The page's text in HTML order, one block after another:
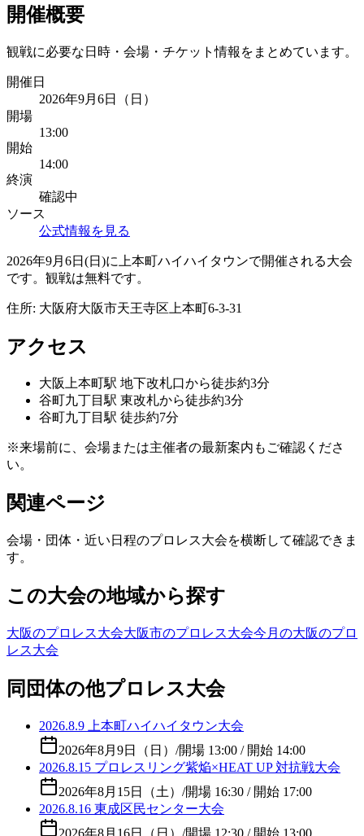
開催概要
観戦に必要な日時・会場・チケット情報をまとめています。
開催日
2026年9月6日（日）
開場
13:00
開始
14:00
終演
確認中
ソース
公式情報を見る
2026年9月6日(日)に上本町ハイハイタウンで開催される大会
です。観戦は無料です。
住所: 大阪府大阪市天王寺区上本町6-3-31
アクセス
大阪上本町駅 地下改札口から徒歩約3分
谷町九丁目駅 東改札から徒歩約3分
谷町九丁目駅 徒歩約7分
※来場前に、会場または主催者の最新案内もご確認くださ
い。
関連ページ
会場・団体・近い日程のプロレス大会を横断して確認できま
す。
この大会の地域から探す
大阪のプロレス大会大阪市のプロレス大会今月の大阪のプロ
レス大会
同団体の他プロレス大会
2026.8.9 上本町ハイハイタウン大会
2026年8月9日（日） /開場 13:00 / 開始 14:00
2026.8.15 プロレスリング紫焔×HEAT UP 対抗戦大会
2026年8月15日（土） /開場 16:30 / 開始 17:00
2026.8.16 東成区民センター大会
2026年8月16日（日） /開場 12:30 / 開始 13:00